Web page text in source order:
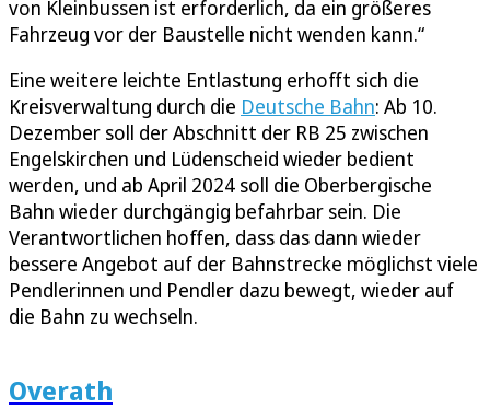
von Kleinbussen ist erforderlich, da ein größeres
Fahrzeug vor der Baustelle nicht wenden kann.“
Eine weitere leichte Entlastung erhofft sich die
Kreisverwaltung durch die Deutsche Bahn: Ab 10.
Dezember soll der Abschnitt der RB 25 zwischen
Engelskirchen und Lüdenscheid wieder bedient
werden, und ab April 2024 soll die Oberbergische
Bahn wieder durchgängig befahrbar sein. Die
Verantwortlichen hoffen, dass das dann wieder
bessere Angebot auf der Bahnstrecke möglichst viele
Pendlerinnen und Pendler dazu bewegt, wieder auf
die Bahn zu wechseln.
Overath